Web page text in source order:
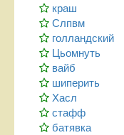
краш
Слпвм
голландский
Цьомнуть
вайб
шиперить
Хасл
стафф
батявка